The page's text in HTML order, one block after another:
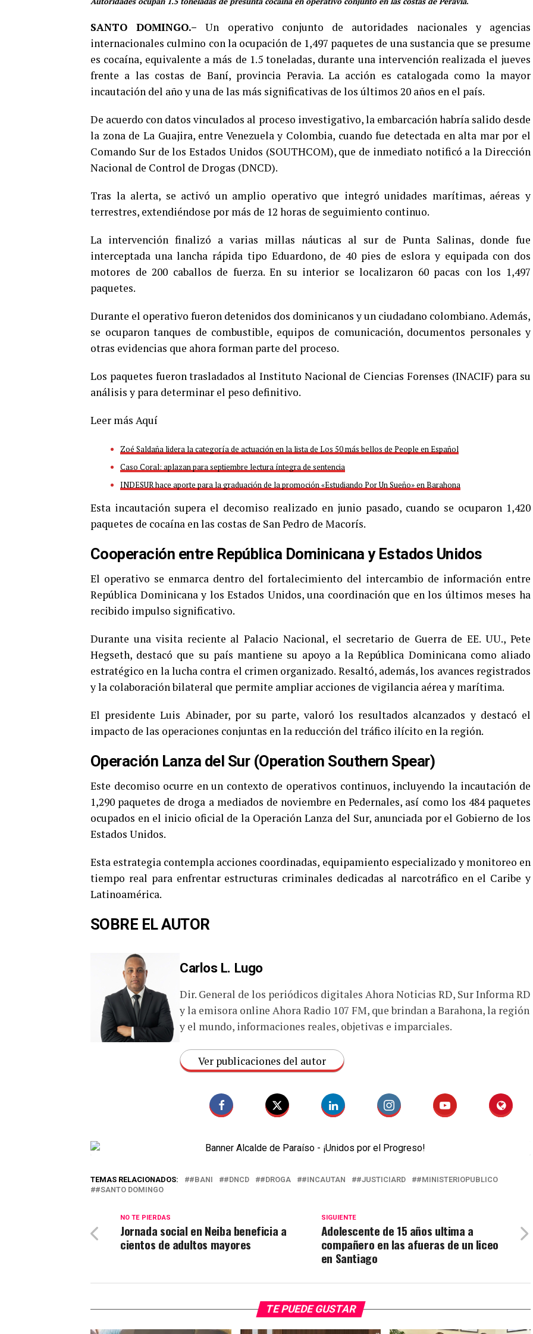
SANTO DOMINGO.– Un operativo conjunto de autoridades nacionales y agencias
internacionales culmino con la ocupación de 1,497 paquetes de una sustancia que se presume
es cocaína, equivalente a más de 1.5 toneladas, durante una intervención realizada el jueves
frente a las costas de Baní, provincia Peravia. La acción es catalogada como la mayor
incautación del año y una de las más significativas de los últimos 20 años en el país.
De acuerdo con datos vinculados al proceso investigativo, la embarcación habría salido desde
la zona de La Guajira, entre Venezuela y Colombia, cuando fue detectada en alta mar por el
Comando Sur de los Estados Unidos (SOUTHCOM), que de inmediato notificó a la Dirección
Nacional de Control de Drogas (DNCD).
Tras la alerta, se activó un amplio operativo que integró unidades marítimas, aéreas y
terrestres, extendiéndose por más de 12 horas de seguimiento continuo.
La intervención finalizó a varias millas náuticas al sur de Punta Salinas, donde fue
interceptada una lancha rápida tipo Eduardono, de 40 pies de eslora y equipada con dos
motores de 200 caballos de fuerza. En su interior se localizaron 60 pacas con los 1,497
paquetes.
Durante el operativo fueron detenidos dos dominicanos y un ciudadano colombiano. Además,
se ocuparon tanques de combustible, equipos de comunicación, documentos personales y
otras evidencias que ahora forman parte del proceso.
Los paquetes fueron trasladados al Instituto Nacional de Ciencias Forenses (INACIF) para su
análisis y para determinar el peso definitivo.
Leer más Aquí
Zoé Saldaña lidera la categoría de actuación en la lista de Los 50 más bellos de People en Español
Caso Coral: aplazan para septiembre lectura íntegra de sentencia
INDESUR hace aporte para la graduación de la promoción «Estudiando Por Un Sueño» en Barahona
Esta incautación supera el decomiso realizado en junio pasado, cuando se ocuparon 1,420
paquetes de cocaína en las costas de San Pedro de Macorís.
Cooperación entre República Dominicana y Estados Unidos
El operativo se enmarca dentro del fortalecimiento del intercambio de información entre
República Dominicana y los Estados Unidos, una coordinación que en los últimos meses ha
recibido impulso significativo.
Durante una visita reciente al Palacio Nacional, el secretario de Guerra de EE. UU., Pete
Hegseth, destacó que su país mantiene su apoyo a la República Dominicana como aliado
estratégico en la lucha contra el crimen organizado. Resaltó, además, los avances registrados
y la colaboración bilateral que permite ampliar acciones de vigilancia aérea y marítima.
El presidente Luis Abinader, por su parte, valoró los resultados alcanzados y destacó el
impacto de las operaciones conjuntas en la reducción del tráfico ilícito en la región.
Operación Lanza del Sur (Operation Southern Spear)
Este decomiso ocurre en un contexto de operativos continuos, incluyendo la incautación de
1,290 paquetes de droga a mediados de noviembre en Pedernales, así como los 484 paquetes
ocupados en el inicio oficial de la Operación Lanza del Sur, anunciada por el Gobierno de los
Estados Unidos.
Esta estrategia contempla acciones coordinadas, equipamiento especializado y monitoreo en
tiempo real para enfrentar estructuras criminales dedicadas al narcotráfico en el Caribe y
Latinoamérica.
SOBRE EL AUTOR
Carlos L. Lugo
Dir. General de los periódicos digitales Ahora Noticias RD, Sur Informa RD
y la emisora online Ahora Radio 107 FM, que brindan a Barahona, la región
y el mundo, informaciones reales, objetivas e imparciales.
Ver publicaciones del autor
TEMAS RELACIONADOS: #BANI #DNCD #DROGA #INCAUTAN #JUSTICIARD
#MINISTERIOPUBLICO
#SANTO DOMINGO
SIGUIENTE
Adolescente de 15 años ultima a
compañero en las afueras de un liceo
en Santiago
NO TE PIERDAS
Jornada social en Neiba beneficia a
cientos de adultos mayores
TE PUEDE GUSTAR